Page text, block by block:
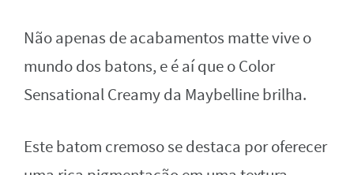
Não apenas de acabamentos matte vive o
mundo dos batons, e é aí que o Color
Sensational Creamy da Maybelline brilha.
Este batom cremoso se destaca por oferecer